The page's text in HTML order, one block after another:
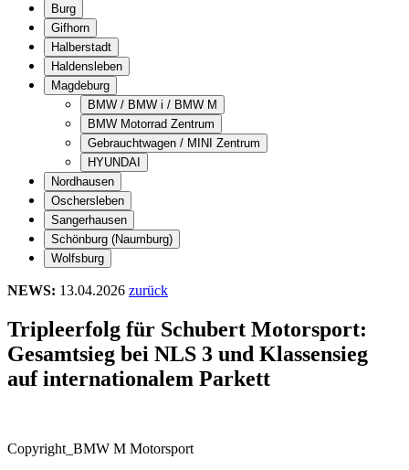
Burg
Gifhorn
Halberstadt
Haldensleben
Magdeburg
BMW / BMW i / BMW M
BMW Motorrad Zentrum
Gebrauchtwagen / MINI Zentrum
HYUNDAI
Nordhausen
Oschersleben
Sangerhausen
Schönburg (Naumburg)
Wolfsburg
NEWS: 13.04.2026 zurück
Tripleerfolg für Schubert Motorsport:
Gesamtsieg bei NLS 3 und Klassensieg
auf internationalem Parkett
Copyright_BMW M Motorsport